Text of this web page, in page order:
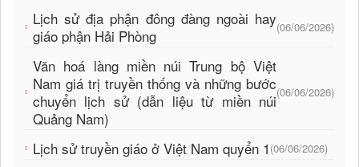
Lịch sử địa phận đông đàng ngoài hay
giáo phận Hải Phòng
(06/06/2026)
Văn hoá làng miền núi Trung bộ Việt
Nam giá trị truyền thống và những bước
chuyển lịch sử (dẫn liệu từ miền núi
Quảng Nam)
(06/06/2026)
Lịch sử truyền giáo ở Việt Nam quyển 1 (06/06/2026)